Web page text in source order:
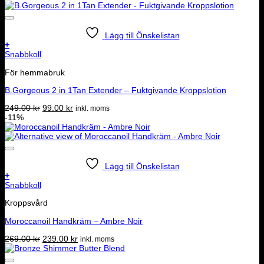
Lägg till Önskelistan
+
Snabbkoll
För hemmabruk
B.Gorgeous 2 in 1Tan Extender – Fuktgivande Kroppslotion
249.00kr Det
priset
var:
99.00 krDet
priset
är:
inkl. moms
-11%
Lägg till Önskelistan
+
Snabbkoll
Kroppsvård
Moroccanoil Handkräm – Ambre Noir
269.00kr Det
ursprungliga
239.00 krDet
nuvarande
inkl. moms